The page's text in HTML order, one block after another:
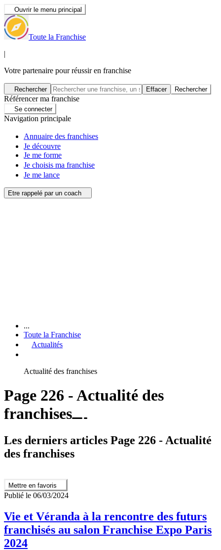
Ouvrir le menu principal
Toute la Franchise
|
Votre partenaire pour réussir en franchise
Rechercher Effacer Rechercher
Référencer ma franchise
Se connecter
Navigation principale
Annuaire des franchises
Je découvre
Je me forme
Je choisis ma franchise
Je me lance
Etre rappelé par un coach
...
Toute la Franchise
Actualités
Actualité des franchises
Page 226 - Actualité des
franchises
Les derniers articles Page 226 - Actualité
des franchises
Mettre en favoris
Publié le 06/03/2024
Vie et Véranda à la rencontre des futurs
franchisés au salon Franchise Expo Paris
2024